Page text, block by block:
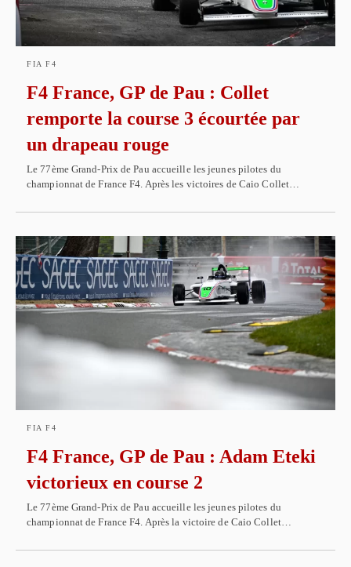
FIA F4
F4 France, GP de Pau : Collet
remporte la course 3 écourtée par
un drapeau rouge
Le 77ème Grand-Prix de Pau accueille les jeunes pilotes du
championnat de France F4. Après les victoires de Caio Collet…
FIA F4
F4 France, GP de Pau : Adam Eteki
victorieux en course 2
Le 77ème Grand-Prix de Pau accueille les jeunes pilotes du
championnat de France F4. Après la victoire de Caio Collet…